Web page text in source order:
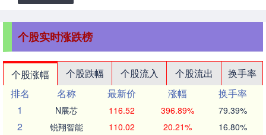
个股实时涨跌榜
个股涨幅 个股跌幅 个股流入 个股流出
换手率
排名
名称 最新价 涨幅
换手率
1
N展芯 116.52 396.89% 79.39%
2 锐翔智能 110.02 20.21% 16.80%